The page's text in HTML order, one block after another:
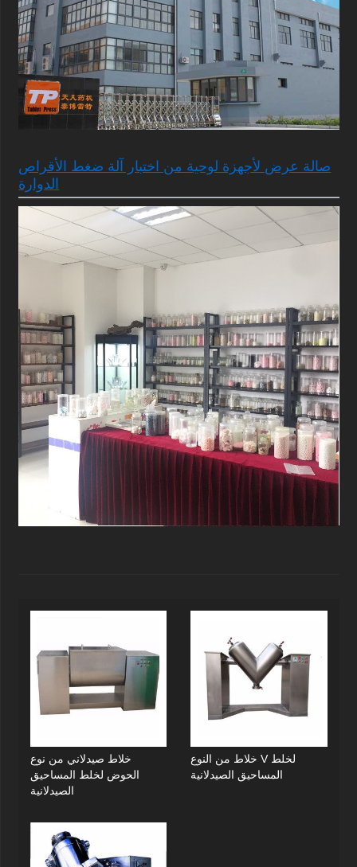
صالة عرض لأجهزة لوحية من اختبار آلة ضغط الأقراص
الدوارة
خلاط صيدلاني من نوع
الحوض لخلط المساحيق
الصيدلانية
خلاط من النوع V لخلط
المساحيق الصيدلانية